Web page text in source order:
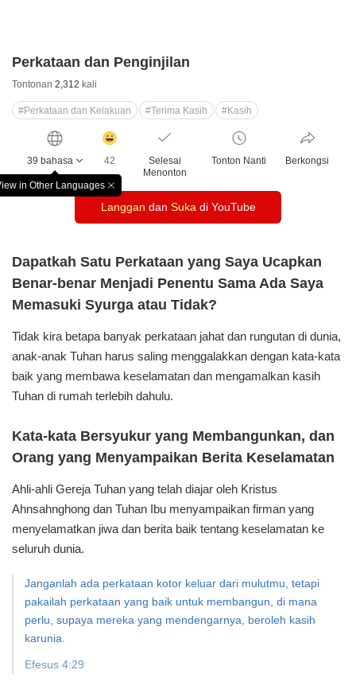
Perkataan dan Penginjilan
Tontonan 2,312 kali
#Perkataan dan Kelakuan #Terima Kasih #Kasih
39 bahasa
in Other Languages
창
닫
기
릭
수
42
Selesai
Menonton
Tonton Nanti Berkongsi
Langgan dan Suka di YouTube
Dapatkah Satu Perkataan yang Saya Ucapkan
Benar-benar Menjadi Penentu Sama Ada Saya
Memasuki Syurga atau Tidak?
Tidak kira betapa banyak perkataan jahat dan rungutan di dunia,
anak-anak Tuhan harus saling menggalakkan dengan kata-kata
baik yang membawa keselamatan dan mengamalkan kasih
Tuhan di rumah terlebih dahulu.
Kata-kata Bersyukur yang Membangunkan, dan
Orang yang Menyampaikan Berita Keselamatan
Ahli-ahli Gereja Tuhan yang telah diajar oleh Kristus
Ahnsahnghong dan Tuhan Ibu menyampaikan firman yang
menyelamatkan jiwa dan berita baik tentang keselamatan ke
seluruh dunia.
Janganlah ada perkataan kotor keluar dari mulutmu, tetapi
pakailah perkataan yang baik untuk membangun, di mana
perlu, supaya mereka yang mendengarnya, beroleh kasih
karunia.
Efesus 4:29